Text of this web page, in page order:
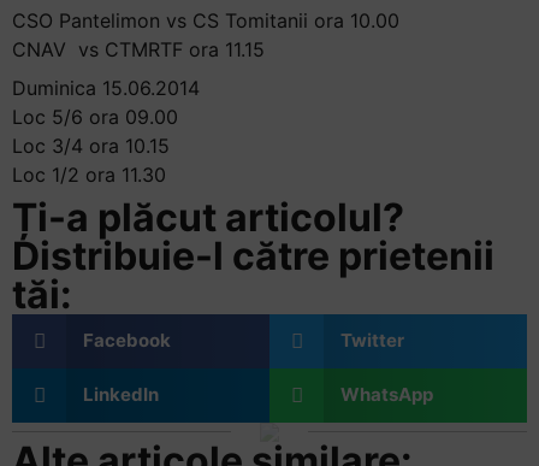
CSO Pantelimon vs CS Tomitanii ora 10.00
CNAV vs CTMRTF ora 11.15
Duminica 15.06.2014
Loc 5/6 ora 09.00
Loc 3/4 ora 10.15
Loc 1/2 ora 11.30
Ți-a plăcut articolul?
Distribuie-l către prietenii
tăi:
Facebook Twitter
LinkedIn WhatsApp